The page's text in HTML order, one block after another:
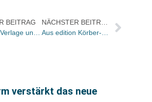
BEITRAG
verstärkt das neue